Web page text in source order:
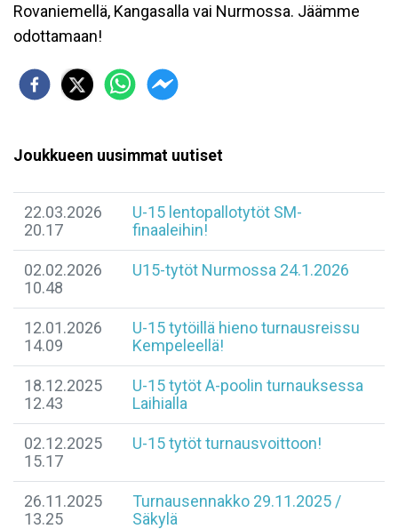
Rovaniemellä, Kangasalla vai Nurmossa. Jäämme
odottamaan!
Joukkueen uusimmat uutiset
22.03.2026
20.17
U-15 lentopallotytöt SM-
finaaleihin!
02.02.2026
10.48
U15-tytöt Nurmossa 24.1.2026
12.01.2026
14.09
U-15 tytöillä hieno turnausreissu
Kempeleellä!
18.12.2025
12.43
U-15 tytöt A-poolin turnauksessa
Laihialla
02.12.2025
15.17
U-15 tytöt turnausvoittoon!
26.11.2025
13.25
Turnausennakko 29.11.2025 /
Säkylä